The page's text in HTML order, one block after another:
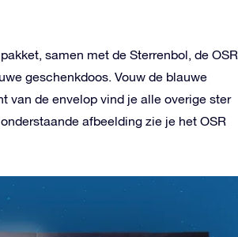
samen met de Sterrenbol, de OSR
geschenkdoos. Vouw de blauwe
van de envelop vind je alle overige ster
afbeelding zie je het OSR